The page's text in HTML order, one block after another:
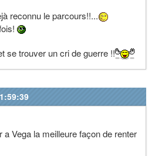
reconnu le parcours!!...
se trouver un cri de guerre !!
Vega la meilleure façon de renter